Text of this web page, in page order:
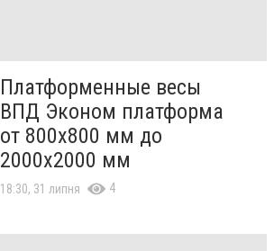
Платформенные весы
ВПД Эконом платформа
от 800х800 мм до
2000х2000 мм
18:30, 31 липня 4